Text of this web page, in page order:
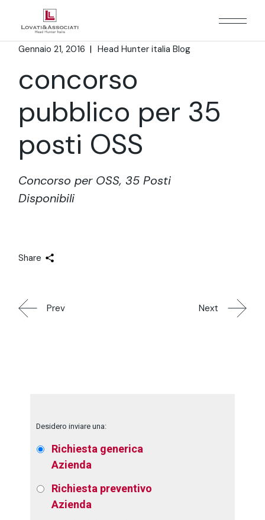
Gennaio 21, 2016 Head Hunter italia Blog
concorso
pubblico per 35
posti OSS
Concorso per OSS, 35 Posti
Disponibili
Share
Prev Next
Desidero inviare una:
Richiesta generica
Azienda
Richiesta preventivo
Azienda